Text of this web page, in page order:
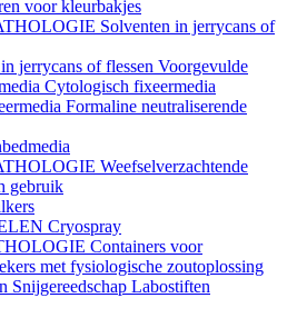
voor kleurbakjes
Solventen in jerrycans of
jerrycans of flessen Voorgevulde
Cytologisch fixeermedia
Formaline neutraliserende
Weefselverzachtende
gebruik
Cryospray
Containers voor
met fysiologische zoutoplossing
Snijgereedschap Labostiften